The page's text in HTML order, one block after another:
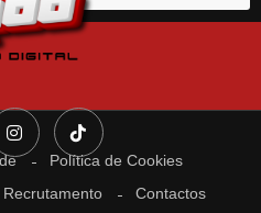
Política de Cookies
Recrutamento Contactos